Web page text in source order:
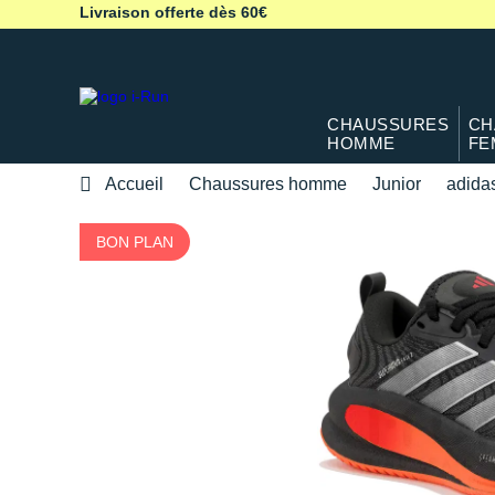
Livraison offerte dès 60€
CHAUSSURES
HOMME
Accueil Chaussures homme Junior
BON PLAN